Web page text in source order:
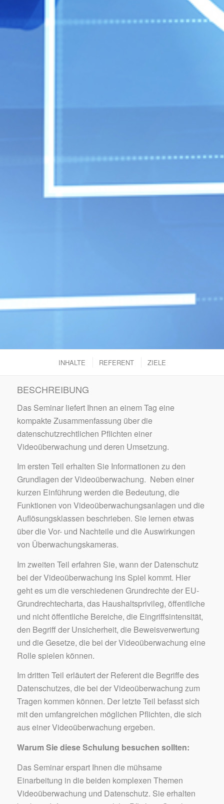
INHALTE REFERENT ZIELE
BESCHREIBUNG
Das Seminar liefert Ihnen an einem Tag eine
kompakte Zusammenfassung über die
datenschutzrechtlichen Pflichten einer
Videoüberwachung und deren Umsetzung.
Im ersten Teil erhalten Sie Informationen zu den
Grundlagen der Videoüberwachung. Neben einer
kurzen Einführung werden die Bedeutung, die
Funktionen von Videoüberwachungsanlagen und die
Auflösungsklassen beschrieben. Sie lernen etwas
über die Vor- und Nachteile und die Auswirkungen
von Überwachungskameras.
Im zweiten Teil erfahren Sie, wann der Datenschutz
bei der Videoüberwachung ins Spiel kommt. Hier
geht es um die verschiedenen Grundrechte der EU-
Grundrechtecharta, das Haushaltsprivileg, öffentliche
und nicht öffentliche Bereiche, die Eingriffsintensität,
den Begriff der Unsicherheit, die Beweisverwertung
und die Gesetze, die bei der Videoüberwachung eine
Rolle spielen können.
Im dritten Teil erläutert der Referent die Begriffe des
Datenschutzes, die bei der Videoüberwachung zum
Tragen kommen können. Der letzte Teil befasst sich
mit den umfangreichen möglichen Pflichten, die sich
aus einer Videoüberwachung ergeben.
Warum Sie diese Schulung besuchen sollten:
Das Seminar erspart Ihnen die mühsame
Einarbeitung in die beiden komplexen Themen
Videoüberwachung und Datenschutz. Sie erhalten